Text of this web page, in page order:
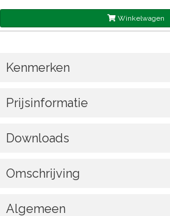
Winkelwagen
Kenmerken
Prijsinformatie
Downloads
Omschrijving
Algemeen